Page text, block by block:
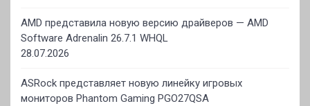
AMD представила новую версию драйверов — AMD
Software Adrenalin 26.7.1 WHQL
28.07.2026
ASRock представляет новую линейку игровых
мониторов Phantom Gaming PGO27QSA